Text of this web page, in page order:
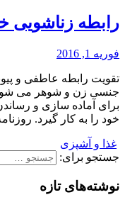
رابطه زناشویی
فوریه 1, 2016
تقویت رابطه عاطفی و
جنسی زن و شوهر می
برای آماده سازی و
خود را به کار گیرد.
غذا و آشپزی
جستجو برای:
نوشته‌های تازه